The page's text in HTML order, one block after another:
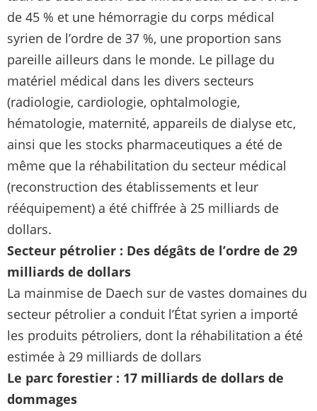
de 45 % et une hémorragie du corps médical
syrien de l’ordre de 37 %, une proportion sans
pareille ailleurs dans le monde. Le pillage du
matériel médical dans les divers secteurs
(radiologie, cardiologie, ophtalmologie,
hématologie, maternité, appareils de dialyse etc,
ainsi que les stocks pharmaceutiques a été de
même que la réhabilitation du secteur médical
(reconstruction des établissements et leur
rééquipement) a été chiffrée à 25 milliards de
dollars.
Secteur pétrolier : Des dégâts de l’ordre de 29
milliards de dollars
La mainmise de Daech sur de vastes domaines du
secteur pétrolier a conduit l’État syrien a importé
les produits pétroliers, dont la réhabilitation a été
estimée à 29 milliards de dollars
Le parc forestier : 17 milliards de dollars de
dommages